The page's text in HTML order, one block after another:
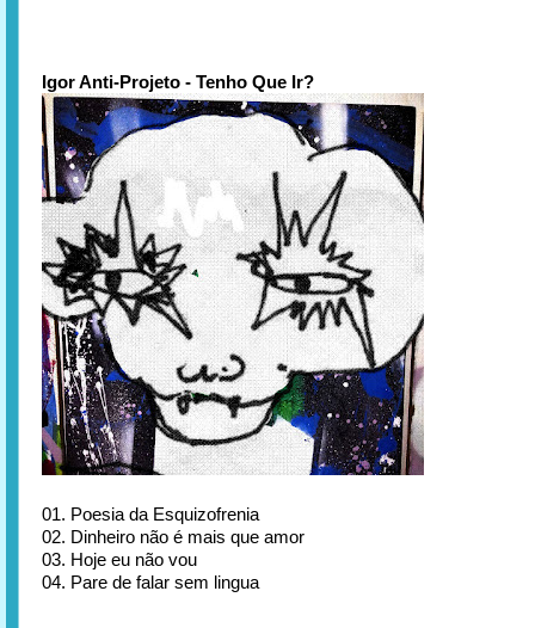
Igor Anti-Projeto - Tenho Que Ir?
01. Poesia da Esquizofrenia
02. Dinheiro não é mais que amor
03. Hoje eu não vou
04. Pare de falar sem lingua